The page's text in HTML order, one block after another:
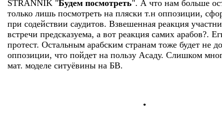
STRANNIK "Будем посмотреть". А что нам больше
только лишь посмотреть на пляски т.н оппозиции,
при содействии саудитов. Взвешенная реакция
встречи предсказуема, а вот реакция самих арабов?.
протест. Остальным арабским странам тоже будет не
оппозиции, что пойдет на пользу Асаду. Слишком
мат. моделе ситуёвины на БВ.
.